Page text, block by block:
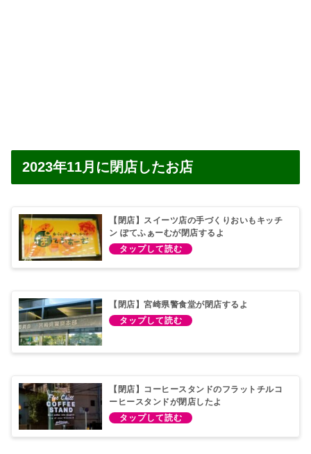
2023年11月に閉店したお店
【閉店】スイーツ店の手づくりおいもキッチ
ン ぽてふぁーむが閉店するよ
【閉店】宮崎県警食堂が閉店するよ
【閉店】コーヒースタンドのフラットチルコ
ーヒースタンドが閉店したよ